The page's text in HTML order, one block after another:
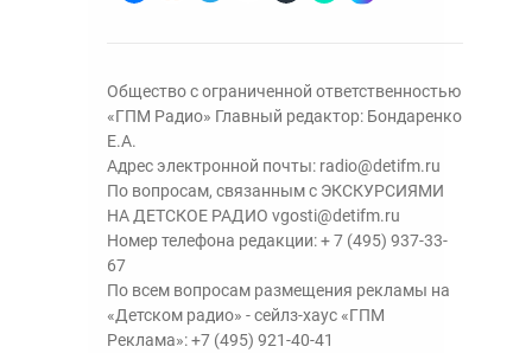
Общество с ограниченной ответственностью
«ГПМ Радио» Главный редактор: Бондаренко
Е.А.
Адрес электронной почты: radio@detifm.ru
По вопросам, связанным с ЭКСКУРСИЯМИ
НА ДЕТСКОЕ РАДИО vgosti@detifm.ru
Номер телефона редакции:+ 7 (495) 937-33-
67
По всем вопросам размещения рекламы на
«Детском радио» - сейлз-хаус «ГПМ
Реклама»:+7 (495) 921-40-41